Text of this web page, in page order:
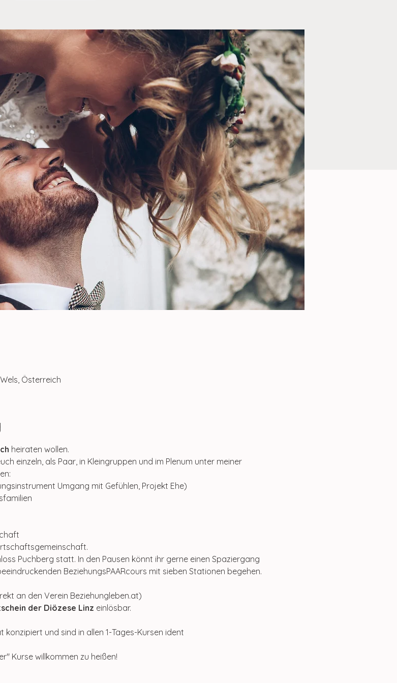
Österreich
heiraten wollen.
einzeln, als Paar, in Kleingruppen und im Plenum unter meiner
Umgang mit Gefühlen, Projekt Ehe)
Puchberg statt. In den Pausen könnt ihr gerne einen Spaziergang
BeziehungsPAARcours mit sieben Stationen begehen.
an den Verein Beziehungleben.at)
der Diözese Linz einlösbar.
konzipiert und sind in allen 1-Tages-Kursen ident
Kurse willkommen zu heißen!